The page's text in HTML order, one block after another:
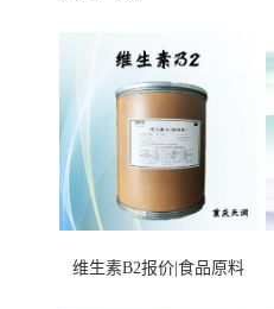
维生素B2报价|食品原料